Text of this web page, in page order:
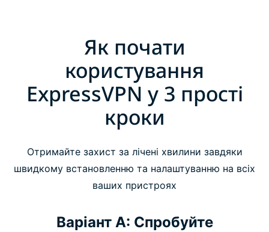
Як почати
користування
ExpressVPN у 3 прості
кроки
Отримайте захист за лічені хвилини завдяки
швидкому встановленню та налаштуванню на всіх
ваших пристроях
Варіант А: Спробуйте